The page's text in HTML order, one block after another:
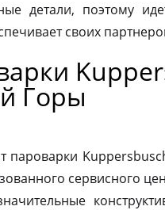
детали, поэтому
своих
Горы
пароварки
сервисного